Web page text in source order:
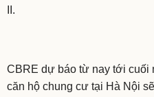
II.
CBRE dự báo từ nay tới cuối
căn hộ chung cư tại Hà Nội